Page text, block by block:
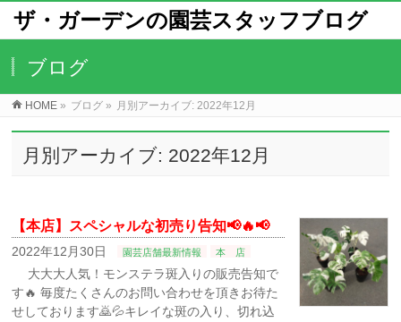
ザ・ガーデンの園芸スタッフブログ
ブログ
HOME » ブログ » 月別アーカイブ: 2022年12月
月別アーカイブ: 2022年12月
【本店】スペシャルな初売り告知📢🔥📢⁡⁡⁡⁡
2022年12月30日 園芸店舗最新情報 本 店
大大大人気！モンステラ斑入りの販売告知で
す🔥⁡ 毎度たくさんのお問い合わせを頂きお待た
せしております🙇💦⁡⁡キレイな斑の入り、切れ込